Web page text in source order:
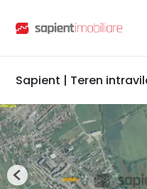
Sapient | Teren
Previous